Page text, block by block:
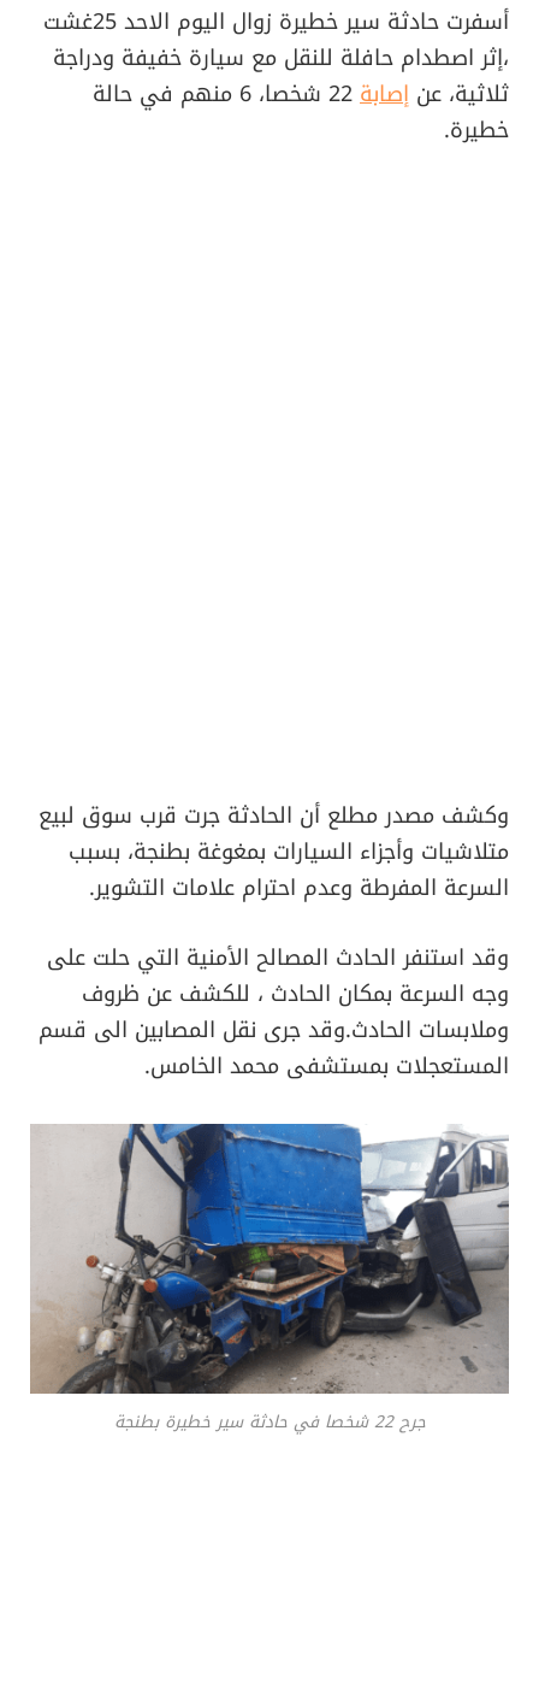
أسفرت حادثة سير خطيرة زوال اليوم الاحد 25غشت
،إثر اصطدام حافلة للنقل مع سيارة خفيفة ودراجة
ثلاثية، عن إصابة
22 شخصا، 6 منهم في حالة
خطيرة.
وكشف مصدر مطلع أن الحادثة جرت قرب سوق لبيع
متلاشيات وأجزاء السيارات بمغوغة بطنجة، بسبب
السرعة المفرطة وعدم احترام علامات التشوير.
وقد استنفر الحادث المصالح الأمنية التي حلت على
وجه السرعة بمكان الحادث ، للكشف عن ظروف
وملابسات الحادث.وقد جرى نقل المصابين الى قسم
المستعجلات بمستشفى محمد الخامس.
جرح 22 شخصا في حادثة سير خطيرة بطنجة